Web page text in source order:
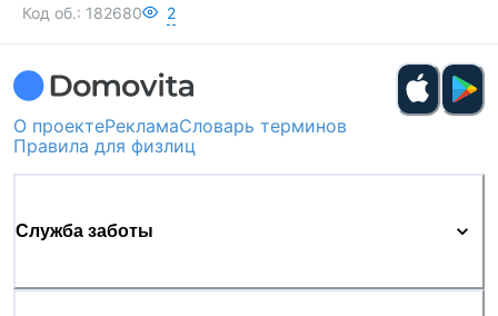
Код об.: 182680 2
О проектеРекламаСловарь терминов
Правила для физлиц
Служба заботы